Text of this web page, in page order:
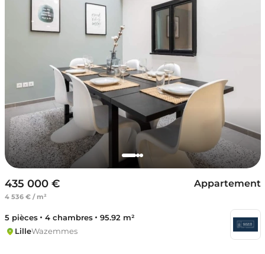
435 000 €
4 536 € / m²
Appartement
5 pièces 4 chambres
95.92 m²
LilleWazemmes